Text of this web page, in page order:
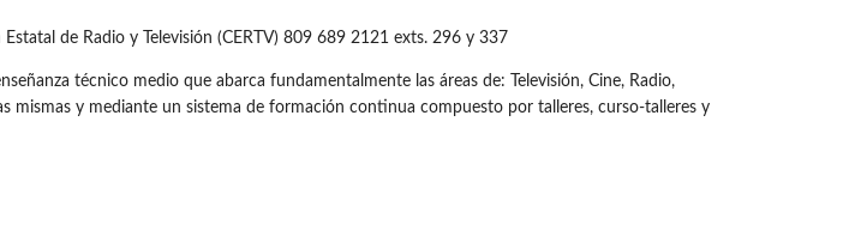
de Radio y Televisión (CERTV) 809 689 2121 exts. 296 y 337
técnico medio que abarca fundamentalmente las áreas de: Televisión, Cine, Radio,
mismas y mediante un sistema de formación continua compuesto por talleres, curso-talleres y